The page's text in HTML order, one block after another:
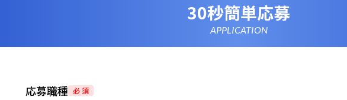
30秒簡単応募
APPLICATION
応募職種 必 須